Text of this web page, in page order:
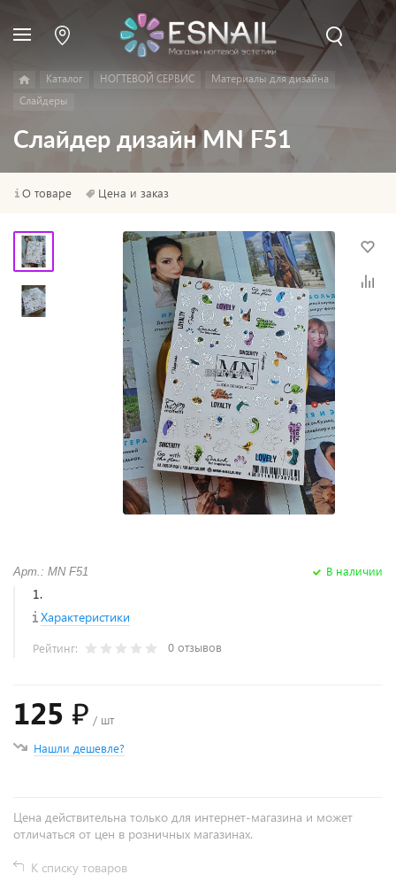
Каталог НОГТЕВОЙ СЕРВИС
Материалы для дизайна
Слайдеры
Слайдер дизайн MN F51
О товаре Цена и заказ
Арт.: MN F51 В наличии
1.
Характеристики
Рейтинг: 0 отзывов
125 ₽ / шт
Нашли дешевле?
Цена действительна только для интернет-магазина и может
отличаться от цен в розничных магазинах.
К списку товаров